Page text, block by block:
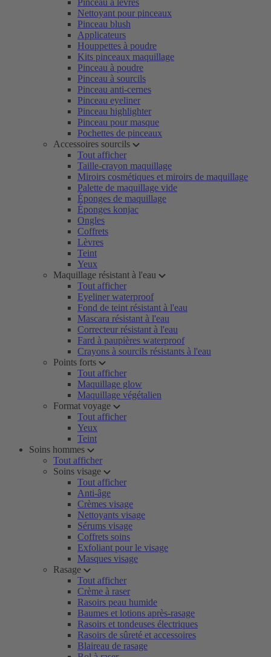
Pinceau à lèvres
Nettoyant pour pinceaux
Pinceau blush
Applicateurs
Houppettes à poudre
Kits pinceaux maquillage
Pinceau à poudre
Pinceau à sourcils
Pinceau anti-cernes
Pinceau eyeliner
Pinceau highlighter
Pinceau pour masque
Pochettes de pinceaux
Accessoires sourcils
Tout afficher
Taille-crayon maquillage
Miroirs cosmétiques et miroirs de maquillage
Palette de maquillage vide
Éponges de maquillage
Éponges konjac
Ongles
Coffrets
Lèvres
Teint
Yeux
Maquillage résistant à l'eau
Tout afficher
Eyeliner waterproof
Fond de teint résistant à l'eau
Mascara résistant à l'eau
Correcteur résistant à l'eau
Fard à paupières waterproof
Crayons à sourcils résistants à l'eau
Points forts
Tout afficher
Maquillage glow
Maquillage végétalien
Format voyage
Tout afficher
Yeux
Teint
Soins hommes
Tout afficher
Soins visage
Tout afficher
Anti-âge
Crèmes visage
Nettoyants visage
Sérums visage
Coffrets soins
Exfoliant pour le visage
Masques visage
Rasage
Tout afficher
Crème à raser
Rasoirs peau humide
Baumes et lotions après-rasage
Rasoirs et tondeuses électriques
Rasoirs de sûreté et accessoires
Blaireau de rasage